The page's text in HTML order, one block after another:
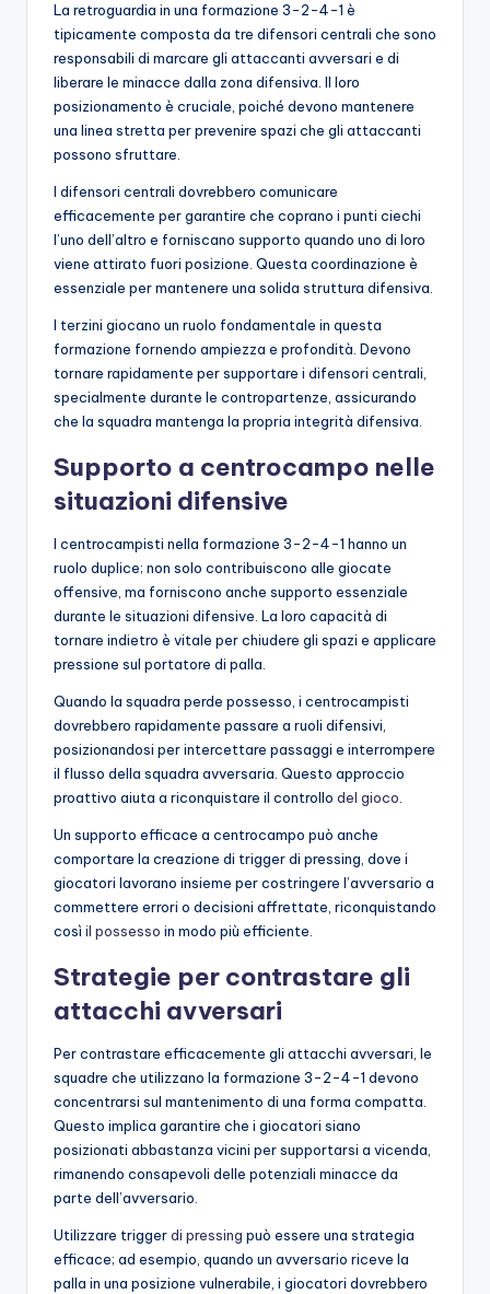
La retroguardia in una formazione 3-2-4-1 è
tipicamente composta da tre difensori centrali che sono
responsabili di marcare gli attaccanti avversari e di
liberare le minacce dalla zona difensiva. Il loro
posizionamento è cruciale, poiché devono mantenere
una linea stretta per prevenire spazi che gli attaccanti
possono sfruttare.
I difensori centrali dovrebbero comunicare
efficacemente per garantire che coprano i punti ciechi
l’uno dell’altro e forniscano supporto quando uno di loro
viene attirato fuori posizione. Questa coordinazione è
essenziale per mantenere una solida struttura difensiva.
I terzini giocano un ruolo fondamentale in questa
formazione fornendo ampiezza e profondità. Devono
tornare rapidamente per supportare i difensori centrali,
specialmente durante le contropartenze, assicurando
che la squadra mantenga la propria integrità difensiva.
Supporto a centrocampo nelle
situazioni difensive
I centrocampisti nella formazione 3-2-4-1 hanno un
ruolo duplice; non solo contribuiscono alle giocate
offensive, ma forniscono anche supporto essenziale
durante le situazioni difensive. La loro capacità di
tornare indietro è vitale per chiudere gli spazi e applicare
pressione sul portatore di palla.
Quando la squadra perde possesso, i centrocampisti
dovrebbero rapidamente passare a ruoli difensivi,
posizionandosi per intercettare passaggi e interrompere
il flusso della squadra avversaria. Questo approccio
proattivo aiuta a riconquistare il controllo del gioco
Un supporto efficace a centrocampo può anche
comportare la creazione di trigger di pressing, dove i
giocatori lavorano insieme per costringere l’avversario a
commettere errori o decisioni affrettate, riconquistando
così il possesso in modo più efficiente.
Strategie per contrastare gli
attacchi avversari
Per contrastare efficacemente gli attacchi avversari, le
squadre che utilizzano la formazione 3-2-4-1 devono
concentrarsi sul mantenimento di una forma compatta.
Questo implica garantire che i giocatori siano
posizionati abbastanza vicini per supportarsi a vicenda,
rimanendo consapevoli delle potenziali minacce da
parte dell’avversario.
Utilizzare triggerdi pressing può essere una strategia
efficace; ad esempio, quando un avversario riceve la
palla in una posizione vulnerabile, i giocatori dovrebbero